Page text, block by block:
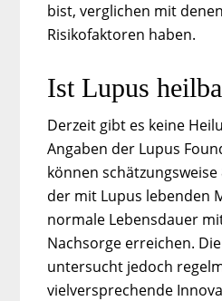
bist, verglichen mit
Risikofaktoren haben.
Ist Lupus
Derzeit gibt es keine
Angaben der Lupus
können
der mit Lupus lebenden
normale Lebensdauer
Nachsorge erreichen.
untersucht jedoch
vielversprechende